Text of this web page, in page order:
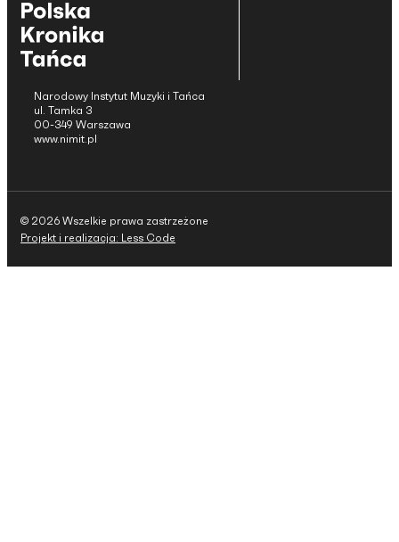
Narodowy Instytut Muzyki i Tańca
ul. Tamka 3
00-349 Warszawa
www.nimit.pl
© 2026 Wszelkie prawa zastrzeżone
Projekt i realizacja: Less Code